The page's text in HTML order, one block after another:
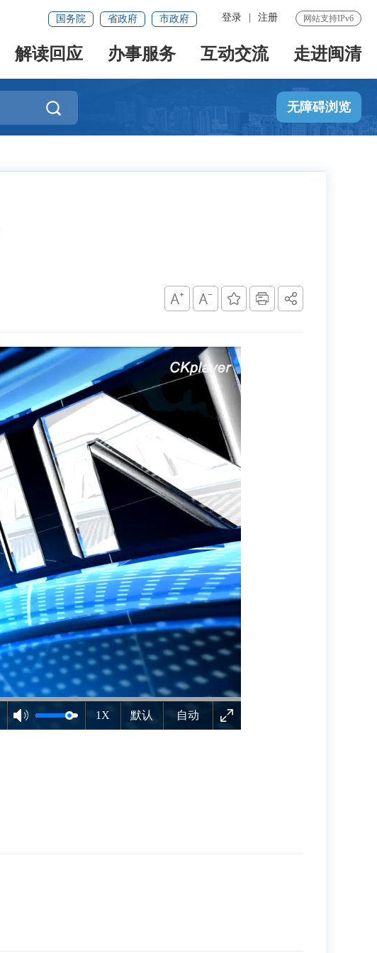
网站支持IPv6
登录 注册
国务院 省政府 市政府
解读回应 办事服务 互动交流 走进闽清
 无障碍浏览
自动
1X 默认